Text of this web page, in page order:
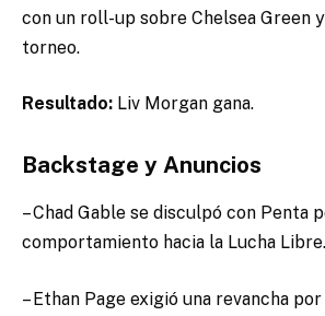
con un roll-up sobre Chelsea Green
torneo.
Resultado: Liv Morgan gana.
Backstage y Anuncios
– Chad Gable se disculpó con Penta
comportamiento hacia la Lucha Libre.
– Ethan Page exigió una revancha